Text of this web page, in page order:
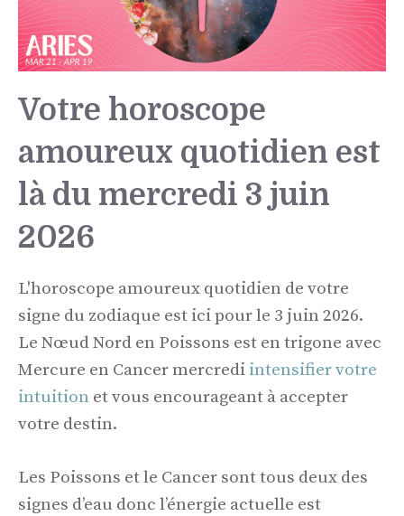
Votre horoscope
amoureux quotidien est
là du mercredi 3 juin
2026
L'horoscope amoureux quotidien de votre
signe du zodiaque est ici pour le 3 juin 2026.
Le Nœud Nord en Poissons est en trigone avec
Mercure en Cancer mercredi intensifier votre
intuition et vous encourageant à accepter
votre destin.
Les Poissons et le Cancer sont tous deux des
signes d’eau donc l’énergie actuelle est